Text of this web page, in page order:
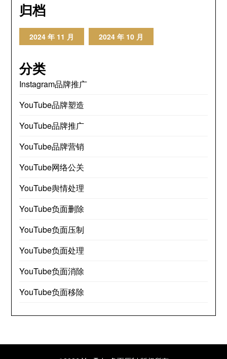
归档
2024 年 11 月 2024 年 10 月
分类
Instagram品牌推广
YouTube品牌塑造
YouTube品牌推广
YouTube品牌营销
YouTube网络公关
YouTube舆情处理
YouTube负面删除
YouTube负面压制
YouTube负面处理
YouTube负面消除
YouTube负面移除